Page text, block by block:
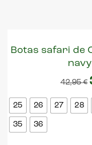
Botas safari de
42,95€
25 26 27 28
35 36